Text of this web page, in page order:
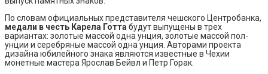
По словам официальных представителя чешского Центробанка,
медали в честь Карела Готта будут выпущены в трех
вариантах: золотые массой одна унция, золотые массой пол-
унции и серебряные массой одна унция. Авторами проекта
дизайна юбилейного знака являются известные в Чехии
монетные мастера Ярослав Бейвл и Петр Горак.